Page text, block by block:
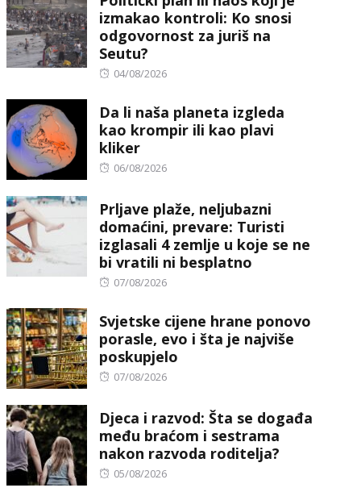
izmakao kontroli: Ko snosi
odgovornost za juriš na
Seutu?
Posted
04/08/2026
Da li naša planeta izgleda
kao krompir ili kao plavi
kliker
Posted
06/08/2026
Prljave plaže, neljubazni
domaćini, prevare: Turisti
izglasali 4 zemlje u koje se ne
bi vratili ni besplatno
Posted
07/08/2026
Svjetske cijene hrane ponovo
porasle, evo i šta je najviše
poskupjelo
Posted
07/08/2026
Djeca i razvod: Šta se događa
među braćom i sestrama
nakon razvoda roditelja?
Posted
05/08/2026